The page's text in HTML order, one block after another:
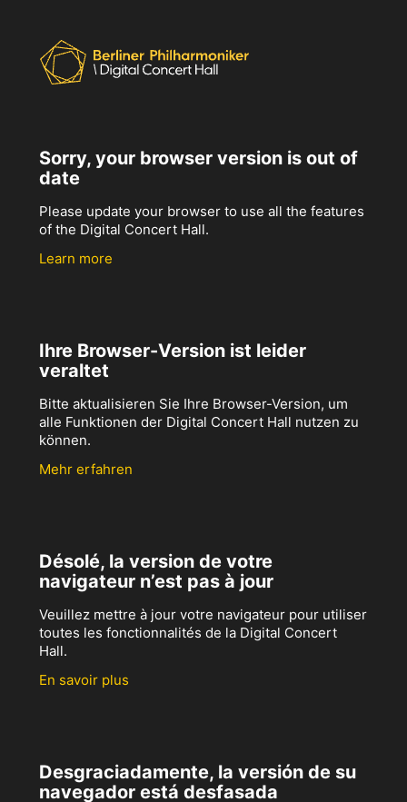
Sorry, your browser version is out of
date
Please update your browser to use all the features
of the Digital Concert Hall.
Learn more
Ihre Browser-Version ist leider
veraltet
Bitte aktualisieren Sie Ihre Browser-Version, um
alle Funktionen der Digital Concert Hall nutzen zu
können.
Mehr erfahren
Désolé, la version de votre
navigateur n’est pas à jour
Veuillez mettre à jour votre navigateur pour utiliser
toutes les fonctionnalités de la Digital Concert
Hall.
En savoir plus
Desgraciadamente, la versión de su
navegador está desfasada